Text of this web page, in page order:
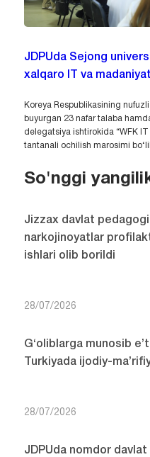
JDPUda Sejong
xalqaro IT va
Koreya Respublikasining
buyurgan 23 nafar talaba
delegatsiya ishtirokida “WFK
tantanali ochilish marosimi
So'nggi
Jizzax davlat
narkojinoyatlar
ishlari olib borildi
28/07/2026
G‘oliblarga munosib
Turkiyada ijodiy-
28/07/2026
JDPUda nomdor